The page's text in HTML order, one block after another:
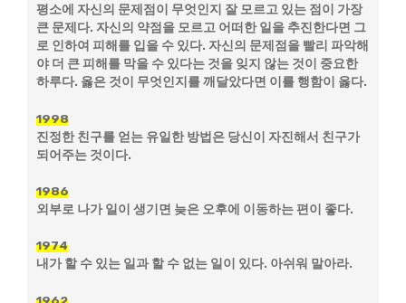
평소에 자신의 문제점이 무엇인지 잘 모르고 있는 점이 가장
큰 문제다. 자신의 약점을 모르고 어떠한 일을 추진한다면 그
로 인하여 피해를 입을 수 있다. 자신의 문제점을 빨리 파악해
야 더 큰 피해를 막을 수 있다는 것을 잊지 않는 것이 중요한
하루다. 옳은 것이 무엇인지를 깨달았다면 이를 행함이 옳다.
1998
진정한 친구를 얻는 유일한 방법은 당신이 자진해서 친구가
되어주는 것이다.
1986
외부로 나가 일이 생기면 늦은 오후에 이동하는 편이 좋다.
1974
내가 할 수 있는 일과 할 수 없는 일이 있다. 아쉬워 말아라.
1962